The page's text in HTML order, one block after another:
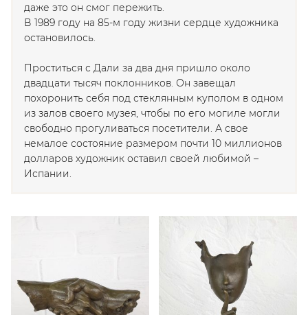
даже это он смог пережить.
В 1989 году на 85-м году жизни сердце художника
остановилось.
Проститься с Дали за два дня пришло около
двадцати тысяч поклонников. Он завещал
похоронить себя под стеклянным куполом в одном
из залов своего музея, чтобы по его могиле могли
свободно прогуливаться посетители. А свое
немалое состояние размером почти 10 миллионов
долларов художник оставил своей любимой –
Испании.